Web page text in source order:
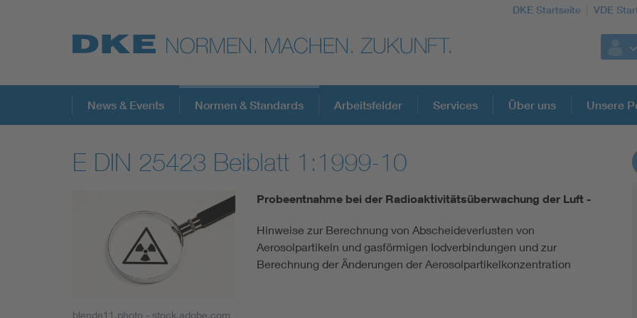
DKE Startseite VDE
Top-Themen
VDE Fokusthemen
Digital Security
Energy
DKE Fachinformationen im Kontext der
Blitzschutz: DIN EN 62305 in der Übersicht
Circular Economy für mehr Ressourceneffizienz
News & Events Normen & Standards Arbeitsfelder Services Über uns Unsere
E DIN 25423 Beiblatt 1:1999-10
blende11.photo - stock.adobe.com
Probeentnahme bei der Radioaktivitätsüberwachung der Luft -
Hinweise zur Berechnung von Abscheideverlusten von
Aerosolpartikeln und gasförmigen Iodverbindungen und zur
Berechnung der Änderungen der Aerosolpartikelkonzentration